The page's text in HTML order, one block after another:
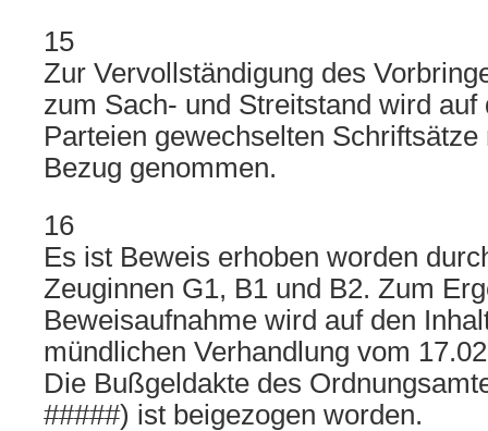
15
Zur Vervollständigung des
zum Sach- und Streitstand wird auf
Parteien gewechselten Schriftsätze
Bezug genommen.
16
Es ist Beweis erhoben worden
Zeuginnen G1, B1 und B2. Zum
Beweisaufnahme wird auf den
mündlichen Verhandlung vom
Die Bußgeldakte des
#####) ist beigezogen worden.